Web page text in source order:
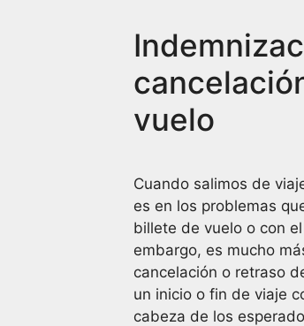
vuelo
Cuando salimos de
es en los problemas
billete de vuelo o con
embargo, es mucho
cancelación o retraso
un inicio o fin de viaje
cabeza de los